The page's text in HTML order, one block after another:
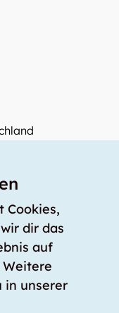
Cookies,
dir das
auf
unserer